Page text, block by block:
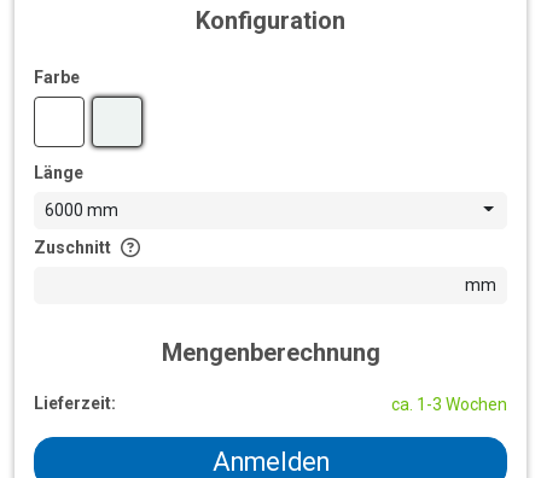
Konfiguration
Farbe
Länge
6000 mm
Zuschnitt
mm
Mengenberechnung
Lieferzeit: ca. 1-3 Wochen
Anmelden